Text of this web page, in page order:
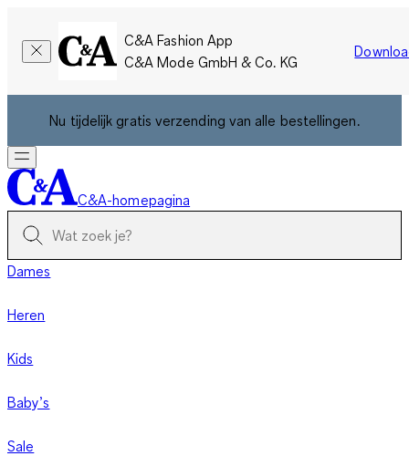
C&A Fashion App
C&A Mode GmbH & Co. KG
Nu tijdelijk gratis verzending van alle bestellingen.
C&A-homepagina
Dames
Heren
Kids
Baby’s
Sale